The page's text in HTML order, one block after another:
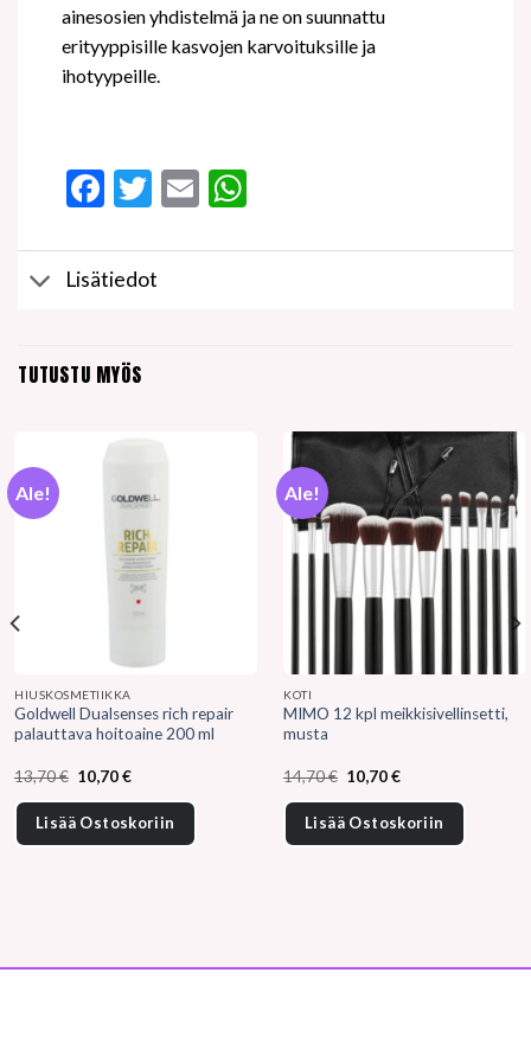
ainesosien yhdistelmä ja ne on suunnattu
erityyppisille kasvojen karvoituksille ja
ihotyypeille.
Facebook
Twitter
EmailWhatsApp
Lisätiedot
TUTUSTU MYÖS
Ale!
HIUSKOSMETIIKKA
Goldwell Dualsenses rich repair
palauttava hoitoaine 200 ml
13,70€ Alkuperäinen
hinta
oli:
13,70 €.
10,70€Nykyinen
on:
10,70 €.
Lisää Ostoskoriin
Ale!
KOTI
MIMO 12 kpl meikkisivellinsetti,
musta
14,70€ Alkuperäinen
hinta
oli:
14,70 €.
10,70€Nykyinen
on:
10,70 €.
Lisää Ostoskoriin